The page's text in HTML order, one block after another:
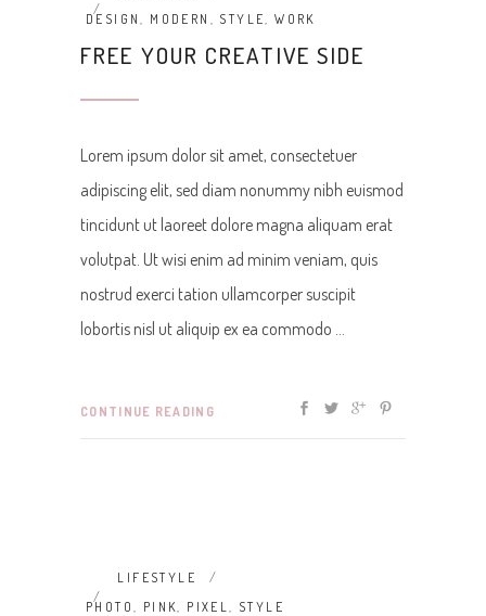
DESIGN, MODERN , STYLE,WORK
FREE YOUR CREATIVE SIDE
Lorem ipsum dolor sit amet, consectetuer
adipiscing elit, sed diam nonummy nibh euismod
tincidunt ut laoreet dolore magna aliquam erat
volutpat. Ut wisi enim ad minim veniam, quis
nostrud exerci tation ullamcorper suscipit
lobortis nisl ut aliquip ex ea commodo
CONTINUE READING
LIFESTYLE
PHOTO , PINK, PIXEL, STYLE